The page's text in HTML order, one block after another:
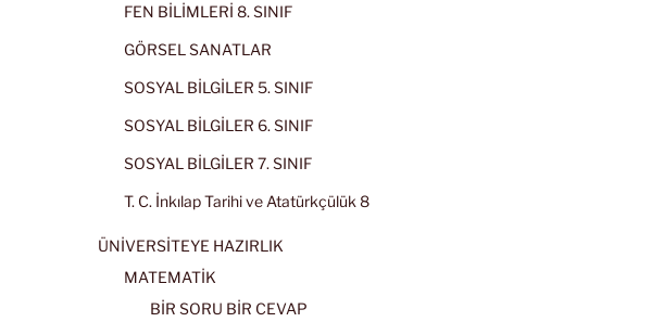
FEN BİLİMLERİ 8. SINIF
GÖRSEL SANATLAR
SOSYAL BİLGİLER 5. SINIF
SOSYAL BİLGİLER 6. SINIF
SOSYAL BİLGİLER 7. SINIF
T. C. İnkılap Tarihi ve Atatürkçülük 8
ÜNİVERSİTEYE HAZIRLIK
MATEMATİK
BİR SORU BİR CEVAP